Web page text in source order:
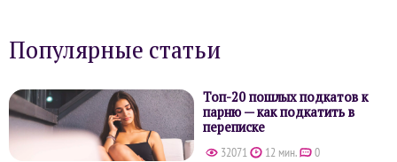
Популярные статьи
Топ-20 пошлых подкатов к
парню — как подкатить в
переписке
32071 12 мин. 0